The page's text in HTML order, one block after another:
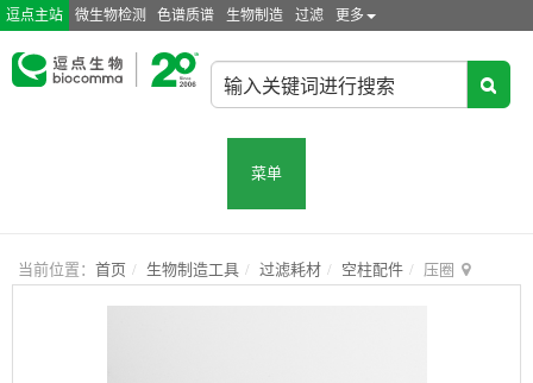
逗点主站 微生物检测 色谱质谱 生物制造 过滤 更多
菜单
当前位置： 首页 生物制造工具 过滤耗材 空柱配件 压圈